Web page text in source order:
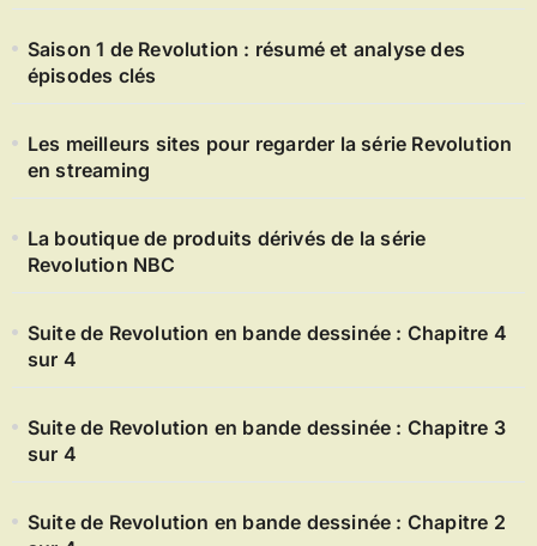
Saison 1 de Revolution : résumé et analyse des
épisodes clés
Les meilleurs sites pour regarder la série Revolution
en streaming
La boutique de produits dérivés de la série
Revolution NBC
Suite de Revolution en bande dessinée : Chapitre 4
sur 4
Suite de Revolution en bande dessinée : Chapitre 3
sur 4
Suite de Revolution en bande dessinée : Chapitre 2